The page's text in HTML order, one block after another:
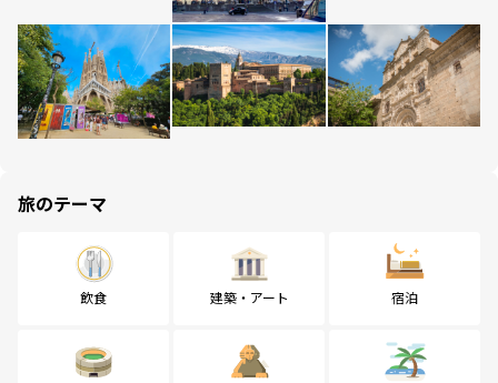
旅のテーマ
飲食 建築・アート 宿泊